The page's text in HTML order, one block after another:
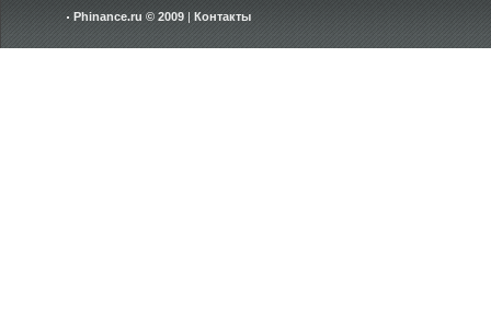
Phinance.ru © 2009 | Контакты